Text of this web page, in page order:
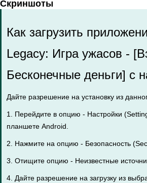
Скриншоты
Как загрузить
Legacy: Игра ужасов -
Бесконечные деньги] с
Дайте разрешение на установку из
1. Перейдите в опцию - Настройки
планшете Android.
2. Нажмите на опцию - Безопасность
3. Отищите опцию - Неизвестные
4. Дайте разрешение на загрузку из